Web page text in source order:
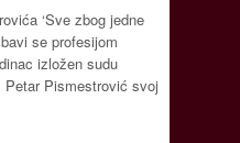
‘Sve zbog jedne
se profesijom
izložen sudu
Pismestrović svoj